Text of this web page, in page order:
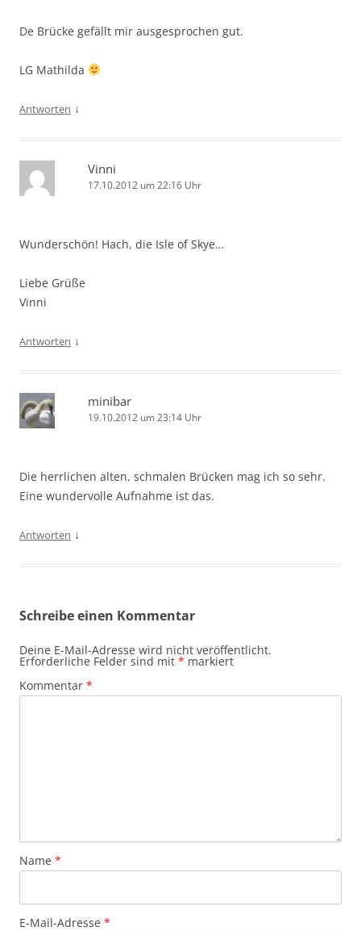
De Brücke gefällt mir ausgesprochen gut.
LG Mathilda
Antworten ↓
Vinni
17.10.2012 um 22:16 Uhr
Wunderschön! Hach, die Isle of Skye…
Liebe Grüße
Vinni
Antworten ↓
minibar
19.10.2012 um 23:14 Uhr
Die herrlichen alten, schmalen Brücken mag ich so sehr.
Eine wundervolle Aufnahme ist das.
Antworten ↓
Schreibe einen Kommentar
Deine E-Mail-Adresse wird nicht veröffentlicht.
Erforderliche Felder sind mit * markiert
Kommentar *
Name *
E-Mail-Adresse *